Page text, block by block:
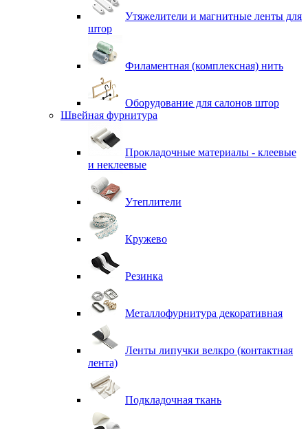
Утяжелители и магнитные ленты для
штор
Филаментная (комплексная) нить
Оборудование для салонов штор
Швейная фурнитура
Прокладочные материалы - клеевые
и неклеевые
Утеплители
Кружево
Резинка
Металлофурнитура декоративная
Ленты липучки велкро (контактная
лента)
Подкладочная ткань